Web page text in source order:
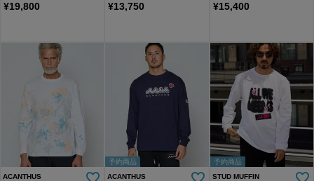
¥19,800 ¥13,750 ¥15,400
ACANTHUS
予約商品
ACANTHUS
予約商品
STUD MUFFIN